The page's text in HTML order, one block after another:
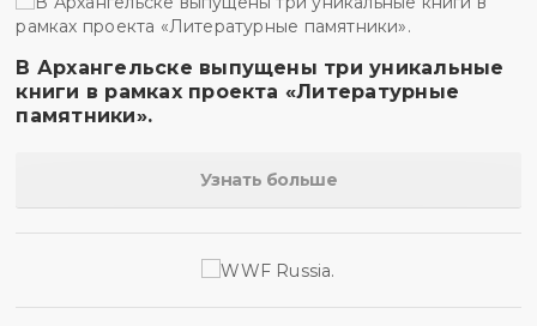
В Архангельске выпущены три уникальные
книги в рамках проекта «Литературные
памятники».
Узнать больше